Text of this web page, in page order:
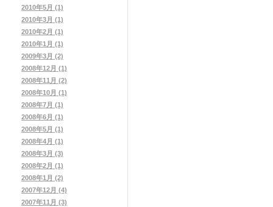
2010年5月 (1)
2010年3月 (1)
2010年2月 (1)
2010年1月 (1)
2009年3月 (2)
2008年12月 (1)
2008年11月 (2)
2008年10月 (1)
2008年7月 (1)
2008年6月 (1)
2008年5月 (1)
2008年4月 (1)
2008年3月 (3)
2008年2月 (1)
2008年1月 (2)
2007年12月 (4)
2007年11月 (3)